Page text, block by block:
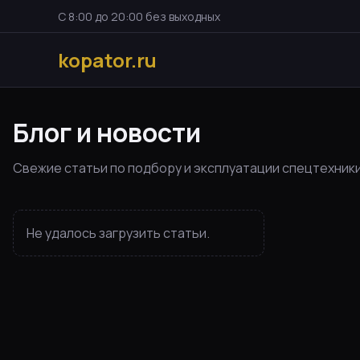
С 8:00 до 20:00 без выходных
kopator.ru
Блог и новости
Свежие статьи по подбору и эксплуатации
Не удалось загрузить статьи.